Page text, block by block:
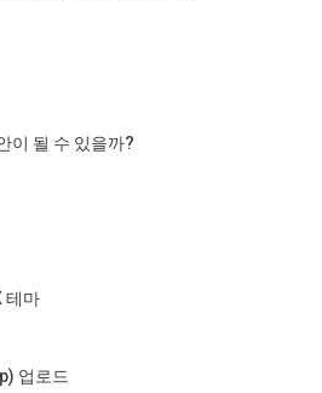
이 될 수 있을까?
테마
업로드